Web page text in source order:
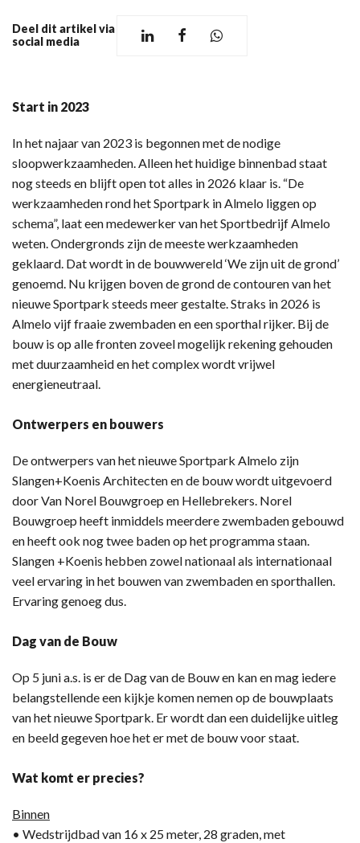
Deel dit artikel via
social media
Start in 2023
In het najaar van 2023 is begonnen met de nodige
sloopwerkzaamheden. Alleen het huidige binnenbad staat
nog steeds en blijft open tot alles in 2026 klaar is. “De
werkzaamheden rond het Sportpark in Almelo liggen op
schema”, laat een medewerker van het Sportbedrijf Almelo
weten. Ondergronds zijn de meeste werkzaamheden
geklaard. Dat wordt in de bouwwereld ‘We zijn uit de grond’
genoemd. Nu krijgen boven de grond de contouren van het
nieuwe Sportpark steeds meer gestalte. Straks in 2026 is
Almelo vijf fraaie zwembaden en een sporthal rijker. Bij de
bouw is op alle fronten zoveel mogelijk rekening gehouden
met duurzaamheid en het complex wordt vrijwel
energieneutraal.
Ontwerpers en bouwers
De ontwerpers van het nieuwe Sportpark Almelo zijn
Slangen+Koenis Architecten en de bouw wordt uitgevoerd
door Van Norel Bouwgroep en Hellebrekers. Norel
Bouwgroep heeft inmiddels meerdere zwembaden gebouwd
en heeft ook nog twee baden op het programma staan.
Slangen +Koenis hebben zowel nationaal als internationaal
veel ervaring in het bouwen van zwembaden en sporthallen.
Ervaring genoeg dus.
Dag van de Bouw
Op 5 juni a.s. is er de Dag van de Bouw en kan en mag iedere
belangstellende een kijkje komen nemen op de bouwplaats
van het nieuwe Sportpark. Er wordt dan een duidelijke uitleg
en beeld gegeven hoe het er met de bouw voor staat.
Wat komt er precies?
Binnen
• Wedstrijdbad van 16 x 25 meter, 28 graden, met